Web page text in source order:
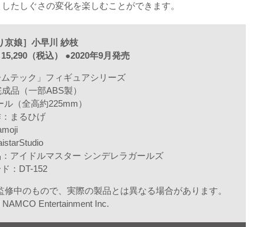
たしぐさの変化を楽しむことができます。
京娘］小早川 紗枝
（税込） ●2020年9月発売
テック」フィギュアシリーズ
品（一部ABS製）
ル（全高約225mm）
まるひげ
アイドルマスター シンデレラガールズ
：DT-152
中のもので、実際の製品とは異なる場合があります。
Entertainment Inc.